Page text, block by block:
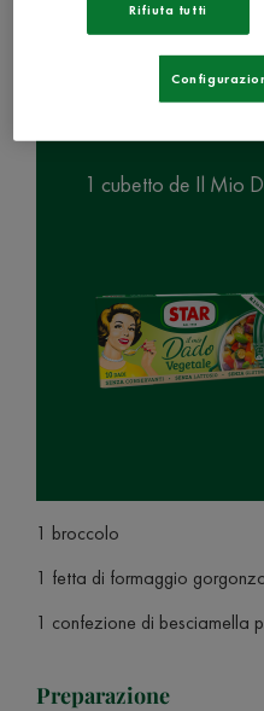
1 cubetto de Il Mio
1 broccolo
1 fetta di formaggio
1 confezione di besciamella
Preparazione
Rifiuta tutti